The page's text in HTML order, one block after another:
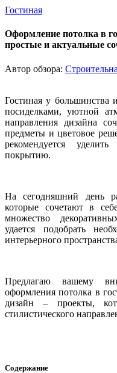
Гостиная
Оформление потолка в
простые и актуальные
Автор обзора:
Гостиная у большинства
посиделками, уютной
направления дизайна
предметы и цветовое
рекомендуется
покрытию.
На сегодняшний день
которые сочетают в
множество
удается подобрать
интерьерного
Предлагаю вашему
оформления потолка в
дизайн – проекты,
стилистического
Содержание